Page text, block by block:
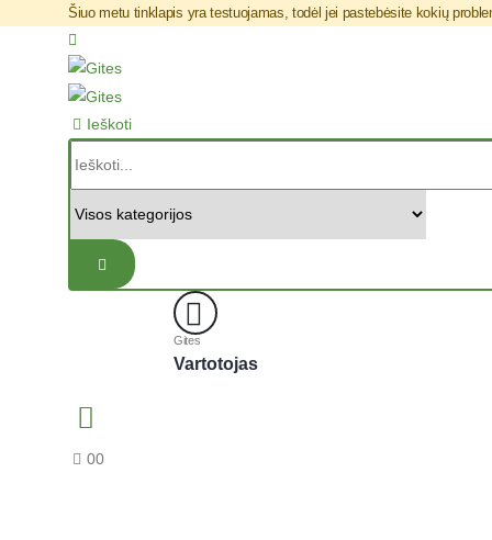
Šiuo metu tinklapis yra testuojamas, todėl jei pastebėsite kokių
Ieškoti
Gites
Vartotojas
00